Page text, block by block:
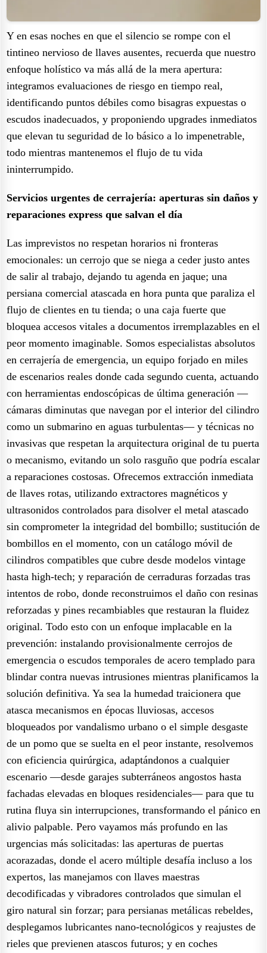
Y en esas noches en que el silencio se rompe con el
tintineo nervioso de llaves ausentes, recuerda que nuestro
enfoque holístico va más allá de la mera apertura:
integramos evaluaciones de riesgo en tiempo real,
identificando puntos débiles como bisagras expuestas o
escudos inadecuados, y proponiendo upgrades inmediatos
que elevan tu seguridad de lo básico a lo impenetrable,
todo mientras mantenemos el flujo de tu vida
ininterrumpido.
Servicios urgentes de cerrajería: aperturas sin daños y
reparaciones express que salvan el día
Las imprevistos no respetan horarios ni fronteras
emocionales: un cerrojo que se niega a ceder justo antes
de salir al trabajo, dejando tu agenda en jaque; una
persiana comercial atascada en hora punta que paraliza el
flujo de clientes en tu tienda; o una caja fuerte que
bloquea accesos vitales a documentos irremplazables en el
peor momento imaginable. Somos especialistas absolutos
en cerrajería de emergencia, un equipo forjado en miles
de escenarios reales donde cada segundo cuenta, actuando
con herramientas endoscópicas de última generación —
cámaras diminutas que navegan por el interior del cilindro
como un submarino en aguas turbulentas— y técnicas no
invasivas que respetan la arquitectura original de tu puerta
o mecanismo, evitando un solo rasguño que podría escalar
a reparaciones costosas. Ofrecemos extracción inmediata
de llaves rotas, utilizando extractores magnéticos y
ultrasonidos controlados para disolver el metal atascado
sin comprometer la integridad del bombillo; sustitución de
bombillos en el momento, con un catálogo móvil de
cilindros compatibles que cubre desde modelos vintage
hasta high-tech; y reparación de cerraduras forzadas tras
intentos de robo, donde reconstruimos el daño con resinas
reforzadas y pines recambiables que restauran la fluidez
original. Todo esto con un enfoque implacable en la
prevención: instalando provisionalmente cerrojos de
emergencia o escudos temporales de acero templado para
blindar contra nuevas intrusiones mientras planificamos la
solución definitiva. Ya sea la humedad traicionera que
atasca mecanismos en épocas lluviosas, accesos
bloqueados por vandalismo urbano o el simple desgaste
de un pomo que se suelta en el peor instante, resolvemos
con eficiencia quirúrgica, adaptándonos a cualquier
escenario —desde garajes subterráneos angostos hasta
fachadas elevadas en bloques residenciales— para que tu
rutina fluya sin interrupciones, transformando el pánico en
alivio palpable. Pero vayamos más profundo en las
urgencias más solicitadas: las aperturas de puertas
acorazadas, donde el acero múltiple desafía incluso a los
expertos, las manejamos con llaves maestras
decodificadas y vibradores controlados que simulan el
giro natural sin forzar; para persianas metálicas rebeldes,
desplegamos lubricantes nano-tecnológicos y reajustes de
rieles que previenen atascos futuros; y en coches